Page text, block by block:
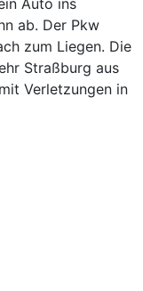
Auto ins
ab. Der Pkw
zum Liegen. Die
Straßburg aus
Verletzungen in